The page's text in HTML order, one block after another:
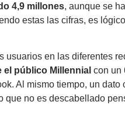
4,9 millones, aunque se
estas las cifras, es
usuarios en las diferentes
el público Millennial con un
Al mismo tiempo, un dato
que no es descabellado